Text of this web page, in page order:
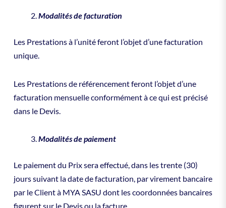
Modalités de facturation
Les Prestations à l’unité feront l’objet d’une facturation
unique.
Les Prestations de référencement feront l’objet d’une
facturation mensuelle conformément à ce qui est précisé
dans le Devis.
Modalités de paiement
Le paiement du Prix sera effectué, dans les trente (30)
jours suivant la date de facturation, par virement bancaire
par le Client à MYA SASU dont les coordonnées bancaires
figurent sur le Devis ou la facture.